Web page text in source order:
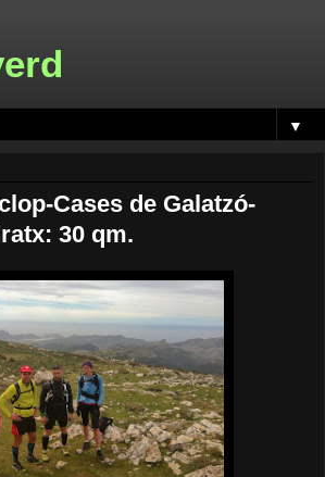
▼
Cases de Galatzó-
30 qm.